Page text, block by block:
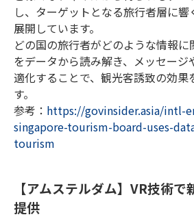
し、ターゲットとなる旅行者層に
展開しています。
どの国の旅行者がどのような情報
をデータから読み解き、メッセージ
適化することで、観光客誘致の効果
す。
参考： https://govinsider.asia/intl-
singapore-tourism-board-uses-
tourism
【アムステルダム】VR技術
提供